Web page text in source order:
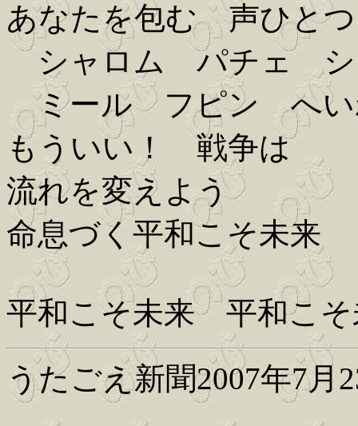
あなたを包む 声ひと
シャロム パチェ シ
ミール フピン へい
もういい！ 戦争は
流れを変えよう
命息づく平和こそ未来
平和こそ未来 平和こ
うたごえ新聞2007年7月